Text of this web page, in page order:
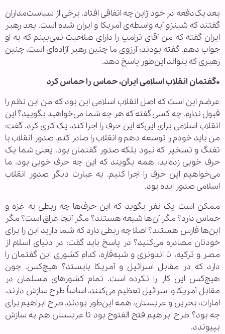
بعد یک‌دفعه در خود ژاپن چه اتفاقی افتاد. برخی از سیاست‌مداران
گفتند که شینزو آبه واسطه‌ی آمریکا و ایران شده است. بعد رهبر
ایران گفته که من آقای ترامپ را دارای صلاحیت نمی‌بینم که به او
جواب دهم. گفته بودند: آرزوی ما چنین رهبر آزاده‌ای است، چنین
رهبری که بتواند این‌طور پاسخ دهد.
*گفتمان انقلاب اسلامی ایران، حماس را حماس کرد
عرضم این است که اصل انقلاب اسلامی این بود که من این نظم را
قبول ندارم. چه کسی گفته که هر چه شما می‌خواهید بگویید؟ این
انقلاب اسلامی برای این‌که این حرف را اجرا کند، یک کاری کرد. گفت:
من باید خودم را توسعه دهم و انقلاب را صادر کنم. صدور انقلاب با
تفنگ و تسخیر که نبود بلکه صدور گفتمان بود. یعنی شما یک
حرف خوبی زده‌اید، همه بگویند که این چه حرف خوبی بود. ما
می‌خواهیم این حرف را اجرا کنیم. به عبارت دیگر صدور انقلاب
اسلامی صدور ایده بود.
ممکن است یک نفر بگوید که این حرف‌ها چه ربطی به غزه و
حماس دارد؟ مگر آن‌ها شیعه هستند؟ مگر آنجا عراق است؟ مگر
این‌ها فارس هستند؟ اصلا چه ربطی دارد که شما دارید این را برای
خودتان مصادره می‌کنید؟ در پاسخ باید گفت: در دنیای اسلام از
مصر و ترکیه، تا اندونزی و شبه‌قاره، کدام کشوری این گفتمان را
دارد که در مقابل اسرائیل و آمریکا بایستد؟ هیچ‌کس. چون
هیچ‌کس این کار را نکرده است. تمام کشورهای مسلمان در
مقابل آمریکا و اسرائیل تعظیم می‌کنند، اساساً طرح سازش دارند.
امارات، بحرین و عربستان، همه این‌طور بودند. طرح ابراهیم برای
چه بود؟ طرح ابراهیم فتح الفتوح بود تا عربستان هم به سازش
بپیوندد.